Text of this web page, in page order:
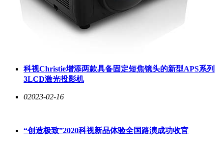
科视Christie增添两款具备固定短焦镜头的新型APS系列
3LCD激光投影机
02023-02-16
“创造极致”2020科视新品体验全国路演成功收官